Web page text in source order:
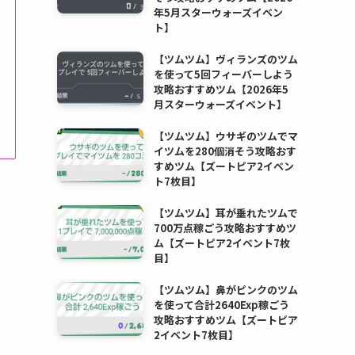
年5月スターウォーズイベン
ト】
【ツムツム】ヴィランズのツム
を使って5回フィーバーしよう
攻略おすすめツム【2026年5
月スターウォーズイベント】
【ツムツム】ウサギのツムでマ
イツムを280個消そう攻略おす
すめツム【ズートピア2イベン
ト7枚目】
【ツムツム】耳が垂れたツムで
700万点稼ごう攻略おすすめツ
ム【ズートピア2イベント7枚
目】
【ツムツム】鼻がピンクのツム
を使って合計2640Exp稼ごう
攻略おすすめツム【ズートピア
2イベント7枚目】